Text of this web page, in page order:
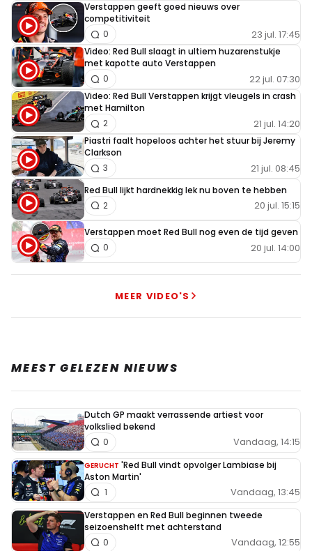
Verstappen geeft goed nieuws over
competitiviteit
23 jul. 17:45
0
Video: Red Bull slaagt in ultiem huzarenstukje
met kapotte auto Verstappen
22 jul. 07:30
0
Video: Red Bull Verstappen krijgt vleugels in crash
met Hamilton
21 jul. 14:20
2
Piastri faalt hopeloos achter het stuur bij Jeremy
Clarkson
21 jul. 08:45
3
Red Bull lijkt hardnekkig lek nu boven te hebben
20 jul. 15:15
2
Verstappen moet Red Bull nog even de tijd geven
20 jul. 14:00
0
MEER VIDEO'S
MEEST GELEZEN NIEUWS
Dutch GP maakt verrassende artiest voor
volkslied bekend
Vandaag, 14:15
0
GERUCHT 'Red Bull vindt opvolger Lambiase bij
Aston Martin'
Vandaag, 13:45
1
Verstappen en Red Bull beginnen tweede
seizoenshelft met achterstand
Vandaag, 12:55
0